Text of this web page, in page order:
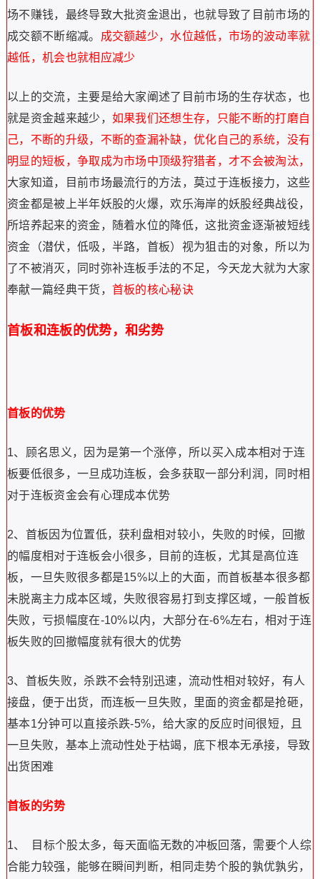
场不赚钱，最终导致大批资金退出，也就导致了目前市场的
成交额不断缩减。 成交额越少，水位越低，市场的波动率就
越低，机会也就相应减少
以上的交流，主要是给大家阐述了目前市场的生存状态，也
就是资金越来越少， 如果我们还想生存，只能不断的打磨自
己，不断的升级，不断的查漏补缺，优化自己的系统， 没有
明显的短板， 争取成为市场中顶级狩猎者，才不会被淘汰，
大家知道，目前市场最流行的方法，莫过于连板接力，这些
资金都是被上半年妖股的火爆，欢乐海岸的妖股经典战役，
所培养起来的资金，随着水位的降低，这批资金逐渐被短线
资金（潜伏，低吸，半路，首板）视为狙击的对象，所以为
了不被消灭，同时弥补连板手法的不足，今天龙大就为大家
奉献一篇经典干货， 首板的核心秘诀
首板和连板的优势，和劣势
首板的优势
1、顾名思义，因为是第一个涨停，所以买入成本相对于连
板要低很多，一旦成功连板，会多获取一部分利润，同时相
对于连板资金会有心理成本优势
2、首板因为位置低，获利盘相对较小，失败的时候，回撤
的幅度相对于连板会小很多，目前的连板，尤其是高位连
板，一旦失败很多都是15%以上的大面，而首板基本很多都
未脱离主力成本区域，失败很容易打到支撑区域，一般首板
失败，亏损幅度在-10%以内，大部分在-6%左右，相对于连
板失败的回撤幅度就有很大的优势
3、首板失败，杀跌不会特别迅速，流动性相对较好，有人
接盘，便于出货，而连板一旦失败，里面的资金都是抢砸，
基本1分钟可以直接杀跌-5%，给大家的反应时间很短，且
一旦失败，基本上流动性处于枯竭，底下根本无承接，导致
出货困难
首板的劣势
1、 目标个股太多，每天面临无数的冲板回落，需要个人综
合能力较强，能够在瞬间判断，相同走势个股的孰优孰劣，